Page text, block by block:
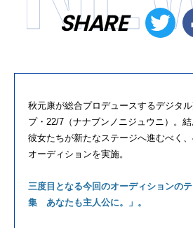
SHARE
秋元康が総合プロデュースするデジタ
プ・22/7（ナナブンノニジュウニ）。
彼女たちが新たなステージへ進むべく
オーディションを実施。
三度目となる今回のオーディションの
集 あなたも主人公に。」。